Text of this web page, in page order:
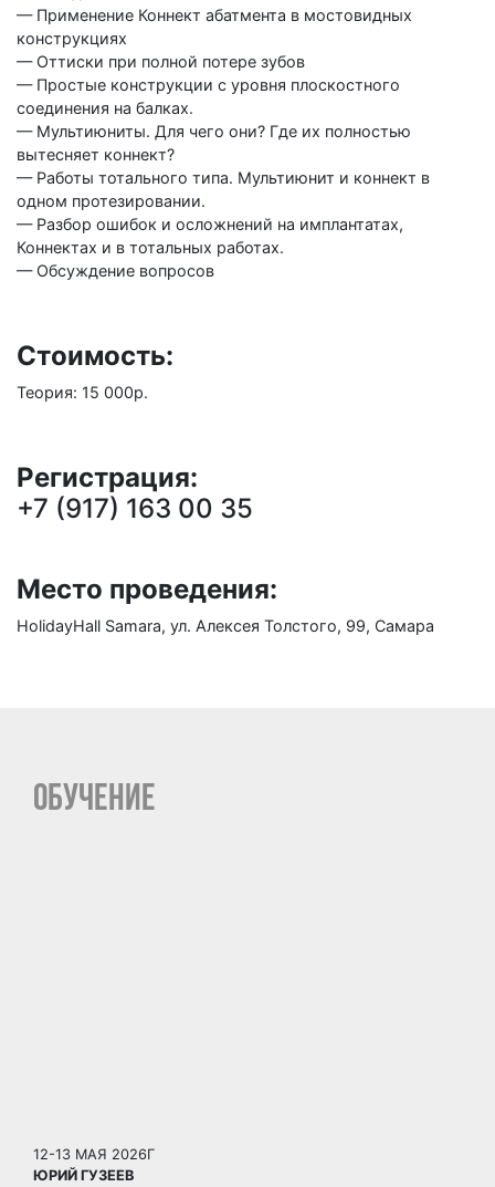
— Применение Коннект абатмента в мостовидных
конструкциях
— Оттиски при полной потере зубов
— Простые конструкции с уровня плоскостного
соединения на балках.
— Мультиюниты. Для чего они? Где их полностью
вытесняет коннект?
— Работы тотального типа. Мультиюнит и коннект в
одном протезировании.
— Разбор ошибок и осложнений на имплантатах,
Коннектах и в тотальных работах.
— Обсуждение вопросов
Стоимость:
Теория: 15 000р.
Регистрация:
+7 (917) 163 00 35
Место проведения:
HolidayHall Samara, ул. Алексея Толстого, 99, Самара
ОБУЧЕНИЕ
12-13 МАЯ 2026Г
ЮРИЙ ГУЗЕЕВ